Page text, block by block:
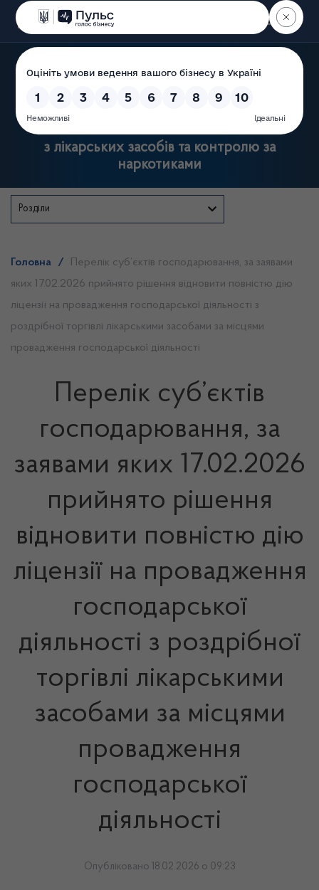
Пошук
Державна служба України
з лікарських засобів та контролю за
наркотиками
Розділи
Головна /
Перелік суб’єктів господарювання, за заявами
яких 17.02.2026 прийнято рішення відновити повністю дію
ліцензії на провадження господарської діяльності з
роздрібної торгівлі лікарськими засобами за місцями
провадження господарської діяльності
Перелік суб’єктів
господарювання, за
заявами яких 17.02.2026
прийнято рішення
відновити повністю дію
ліцензії на провадження
господарської
діяльності з роздрібної
торгівлі лікарськими
засобами за місцями
провадження
господарської
діяльності
Опубліковано 18.02.2026 о 09:23